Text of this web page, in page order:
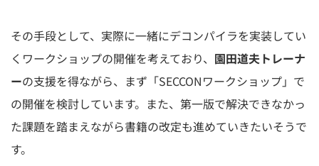
その手段として、実際に一緒にデコンパイラを実装してい
くワークショップの開催を考えており、 園田道夫トレーナ
ーの支援を得ながら、まず「SECCONワークショップ」で
の開催を検討しています。また、第一版で解決できなかっ
た課題を踏まえながら書籍の改定も進めていきたいそうで
す。